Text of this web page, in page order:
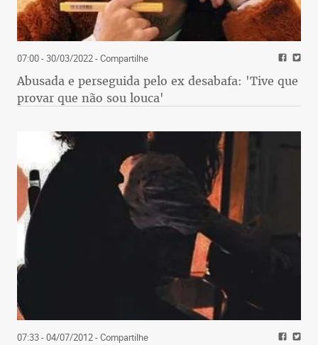
07:00 - 30/03/2022- Compartilhe
Abusada e perseguida pelo ex desabafa: 'Tive que
provar que não sou louca'
07:33 - 04/07/2012- Compartilhe